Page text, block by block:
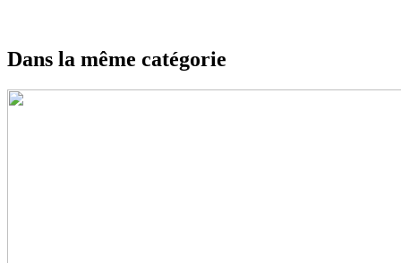
Dans la même catégorie